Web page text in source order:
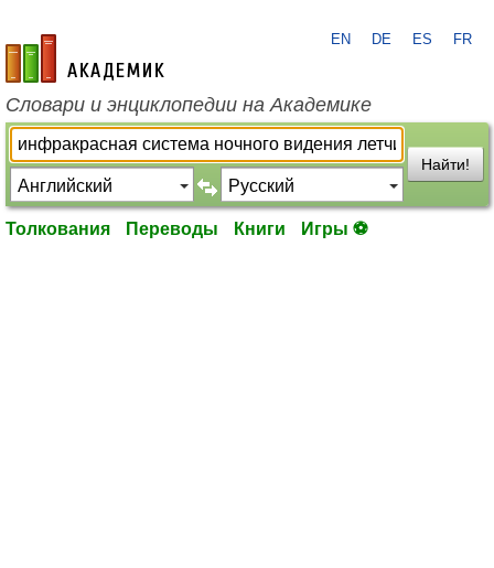
academic.ru
EN DE ES FR
Словари и энциклопедии на Академике
Найти!
Толкования Переводы Книги Игры ⚽